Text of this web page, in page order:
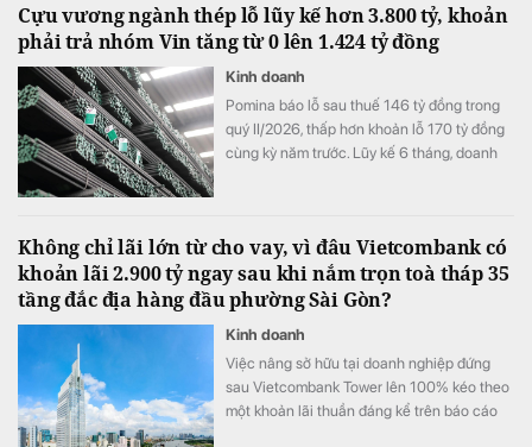
Cựu vương ngành thép lỗ lũy kế hơn 3.800 tỷ, khoản
phải trả nhóm Vin tăng từ 0 lên 1.424 tỷ đồng
Kinh doanh
Pomina báo lỗ sau thuế 146 tỷ đồng trong
quý II/2026, thấp hơn khoản lỗ 170 tỷ đồng
cùng kỳ năm trước. Lũy kế 6 tháng, doanh
Không chỉ lãi lớn từ cho vay, vì đâu Vietcombank có
khoản lãi 2.900 tỷ ngay sau khi nắm trọn toà tháp 35
tầng đắc địa hàng đầu phường Sài Gòn?
Kinh doanh
Việc nâng sở hữu tại doanh nghiệp đứng
sau Vietcombank Tower lên 100% kéo theo
một khoản lãi thuần đáng kể trên báo cáo